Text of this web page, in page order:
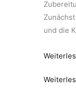
und die